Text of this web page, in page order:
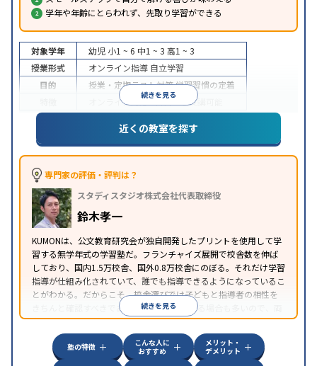
学年や年齢にとらわれず、先取り学習ができる
続きを見る
対象学年 幼児 小1 ~ 6 中1 ~ 3 高1 ~ 3
授業形式
オンライン指導 自立学習
目的
授業・定期テスト対策学習習慣の定着
オンライン対応1科目から受講可能
近くの教室を探す
専門家の評価・評判は？
スタディスタジオ株式会社代表取締役
鈴木孝一
KUMONは、公文教育研究会が独自開発したプリントを使用して学
習する無学年式の学習塾だ。フランチャイズ展開で校舎数を伸ば
しており、国内1.5万校舎、国外0.8万校舎にのぼる。それだけ学習
指導が仕組み化されていて、誰でも指導できるようになっているこ
とがわかる。だからこそ、校舎選びでは子どもと指導者の相性を
きちんと確認すべきである。近所に2校舎ある場合も多いので、両
方見学してみることをオススメする。
続きを見る
塾の特徴
こんな人に
おすすめ
メリット・
デメリット